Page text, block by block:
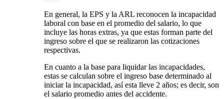
En general, la EPS y la ARL reconocen la incapacidad
laboral con base en el promedio del salario, lo que
incluye las horas extras, ya que estas forman parte del
ingreso sobre el que se realizaron las cotizaciones
respectivas.
En cuanto a la base para liquidar las incapacidades,
estas se calculan sobre el ingreso base determinado al
iniciar la incapacidad, así esta lleve 2 años; es decir, son
el salario promedio antes del accidente.